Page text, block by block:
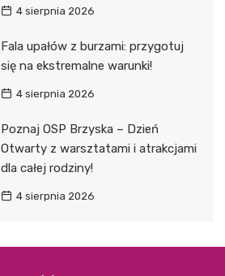
4 sierpnia 2026
Fala upałów z burzami: przygotuj
się na ekstremalne warunki!
4 sierpnia 2026
Poznaj OSP Brzyska – Dzień
Otwarty z warsztatami i atrakcjami
dla całej rodziny!
4 sierpnia 2026